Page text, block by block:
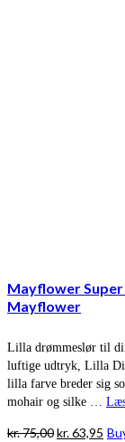
Mayflower Super
Mayflower
Lilla drømmeslør til
luftige udtryk, Lilla
lilla farve breder sig
mohair og silke …
kr.75,00Den
kr.63,95 Den